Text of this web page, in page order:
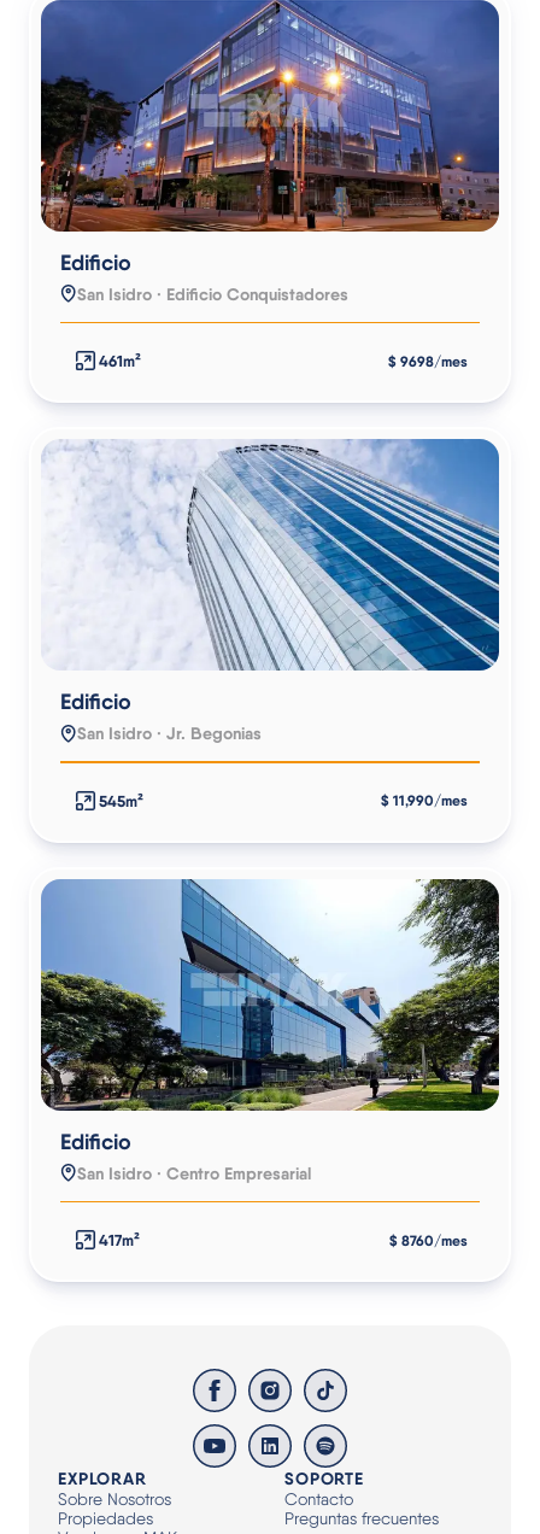
Edificio
San Isidro · Edificio Conquistadores
461m² $ 9698/mes
Edificio
San Isidro · Jr. Begonias
545m² $ 11,990/mes
Edificio
San Isidro · Centro Empresarial
417m² $ 8760/mes
EXPLORAR
Sobre Nosotros
Propiedades
SOPORTE
Contacto
Preguntas frecuentes